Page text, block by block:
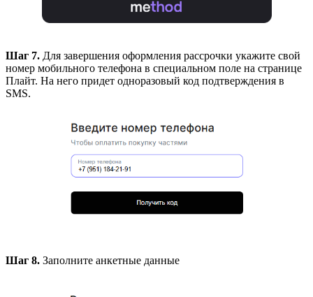
Шаг 7. Для завершения оформления рассрочки укажите свой
номер мобильного телефона в специальном поле на странице
Плайт. На него придет одноразовый код подтверждения в
SMS.
Шаг 8. Заполните анкетные данные